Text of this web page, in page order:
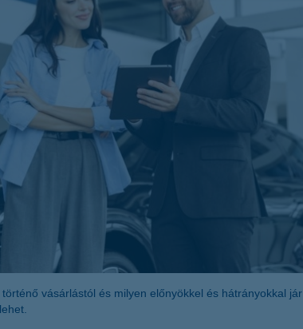
biztosítások
biztosítás
felelősségbiztosítás
vásárlástól és milyen előnyökkel és hátrányokkal jár